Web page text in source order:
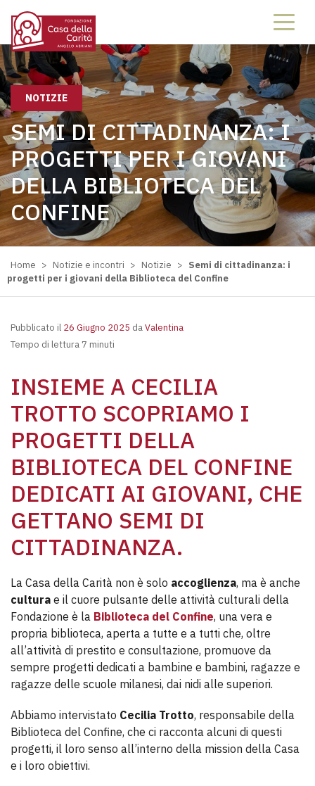
NOTIZIE
SEMI DI CITTADINANZA: I
PROGETTI PER I GIOVANI
DELLA BIBLIOTECA DEL
CONFINE
Home > Notizie e incontri > Notizie > Semi di cittadinanza: i
progetti per i giovani della Biblioteca del Confine
Pubblicato il 26 Giugno 2025 daValentina
Tempo di lettura 7 minuti
INSIEME A CECILIA
TROTTO SCOPRIAMO I
PROGETTI DELLA
BIBLIOTECA DEL CONFINE
DEDICATI AI GIOVANI, CHE
GETTANO SEMI DI
CITTADINANZA.
La Casa della Carità non è solo accoglienza, ma è anche
cultura e il cuore pulsante delle attività culturali della
Fondazione è la Biblioteca del Confine, una vera e
propria biblioteca, aperta a tutte e a tutti che, oltre
all’attività di prestito e consultazione, promuove da
sempre progetti dedicati a bambine e bambini, ragazze e
ragazze delle scuole milanesi, dai nidi alle superiori.
Abbiamo intervistato Cecilia Trotto, responsabile della
Biblioteca del Confine, che ci racconta alcuni di questi
progetti, il loro senso all’interno della mission della Casa
e i loro obiettivi.